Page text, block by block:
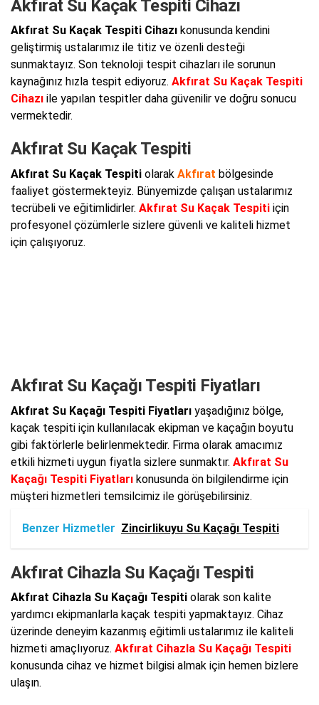
Akfırat Su Kaçak Tespiti Cihazı
Akfırat Su Kaçak Tespiti Cihazı konusunda kendini
geliştirmiş ustalarımız ile titiz ve özenli desteği
sunmaktayız. Son teknoloji tespit cihazları ile sorunun
kaynağınız hızla tespit ediyoruz. Akfırat Su Kaçak Tespiti
Cihazı ile yapılan tespitler daha güvenilir ve doğru sonucu
vermektedir.
Akfırat Su Kaçak Tespiti
Akfırat Su Kaçak Tespiti olarak Akfırat bölgesinde
faaliyet göstermekteyiz. Bünyemizde çalışan ustalarımız
tecrübeli ve eğitimlidirler. Akfırat Su Kaçak Tespiti için
profesyonel çözümlerle sizlere güvenli ve kaliteli hizmet
için çalışıyoruz.
Akfırat Su Kaçağı Tespiti Fiyatları
Akfırat Su Kaçağı Tespiti Fiyatları yaşadığınız bölge,
kaçak tespiti için kullanılacak ekipman ve kaçağın boyutu
gibi faktörlerle belirlenmektedir. Firma olarak amacımız
etkili hizmeti uygun fiyatla sizlere sunmaktır. Akfırat Su
Kaçağı Tespiti Fiyatları konusunda ön bilgilendirme için
müşteri hizmetleri temsilcimiz ile görüşebilirsiniz.
Benzer Hizmetler Zincirlikuyu Su Kaçağı Tespiti
Akfırat Cihazla Su Kaçağı Tespiti
Akfırat Cihazla Su Kaçağı Tespiti olarak son kalite
yardımcı ekipmanlarla kaçak tespiti yapmaktayız. Cihaz
üzerinde deneyim kazanmış eğitimli ustalarımız ile kaliteli
hizmeti amaçlıyoruz. Akfırat Cihazla Su Kaçağı Tespiti
konusunda cihaz ve hizmet bilgisi almak için hemen bizlere
ulaşın.